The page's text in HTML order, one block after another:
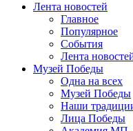
Лента новостей
Главное
Популярное
События
Лента
Музей Победы
Одна на всех
Музей Победы
Наши
Лица Победы